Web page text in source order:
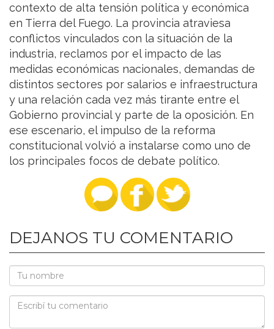
contexto de alta tensión política y económica
en Tierra del Fuego. La provincia atraviesa
conflictos vinculados con la situación de la
industria, reclamos por el impacto de las
medidas económicas nacionales, demandas de
distintos sectores por salarios e infraestructura
y una relación cada vez más tirante entre el
Gobierno provincial y parte de la oposición. En
ese escenario, el impulso de la reforma
constitucional volvió a instalarse como uno de
los principales focos de debate político.
DEJANOS TU COMENTARIO